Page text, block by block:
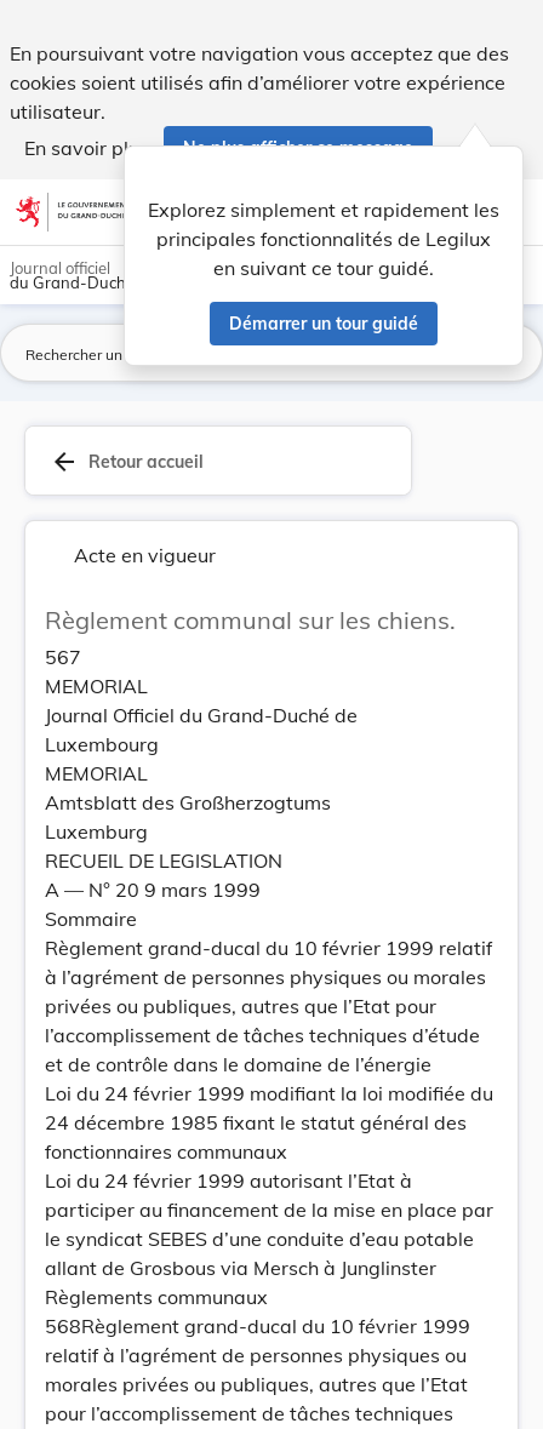
En poursuivant votre navigation vous acceptez que des
cookies soient utilisés afin d’améliorer votre expérience
utilisateur.
En savoir plus
Ne plus afficher ce message
Aller au contenu account_circle help Aide
Explorez simplement et rapidement les
principales fonctionnalités de Legilux
en suivant ce tour guidé.
Démarrer un tour guidé
light_mode dark_mode
Journal officiel
du Grand-Duché de Luxembourg
arrow_back Retour accueil
Acte en vigueur
Règlement communal sur les chiens.
567
MEMORIAL
Journal Officiel du Grand-Duché de
Luxembourg
MEMORIAL
Amtsblatt des Großherzogtums
Luxemburg
RECUEIL DE LEGISLATION
A –– N° 20 9 mars 1999
Sommaire
Règlement grand-ducal du 10 février 1999 relatif
à l’agrément de personnes physiques ou morales
privées ou publiques, autres que l’Etat pour
l’accomplissement de tâches techniques d’étude
et de contrôle dans le domaine de l’énergie
Loi du 24 février 1999 modifiant la loi modifiée du
24 décembre 1985 fixant le statut général des
fonctionnaires communaux
Loi du 24 février 1999 autorisant l’Etat à
participer au financement de la mise en place par
le syndicat SEBES d’une conduite d’eau potable
allant de Grosbous via Mersch à Junglinster
Règlements communaux
568Règlement grand-ducal du 10 février 1999
relatif à l’agrément de personnes physiques ou
morales privées ou publiques, autres que l’Etat
pour l’accomplissement de tâches techniques